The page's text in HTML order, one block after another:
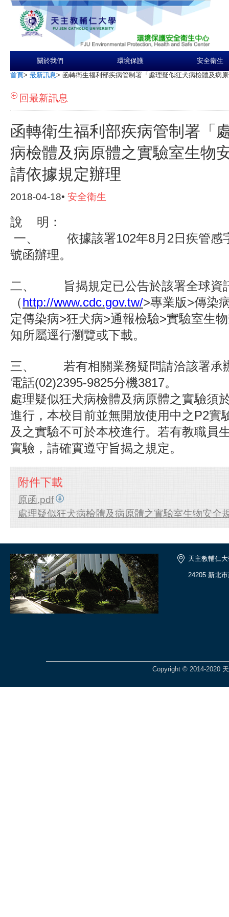
關於我們 環境保護 安全衛生
首頁> 最新訊息> 函轉衛生福利部疾病管制署「處理疑似狂犬病檢體及病
回最新訊息
函轉衛生福利部疾病管制署「
病檢體及病原體之實驗室生物
請依據規定辦理
2018-04-18• 安全衛生
說 明：
一、 依據該署102年8月2日疾管感
號函辦理。
二、 旨揭規定已公告於該署全球資
（http://www.cdc.gov.tw/>專業版>傳染
定傳染病>狂犬病>通報檢驗>實驗室生
知所屬逕行瀏覽或下載。
三、 若有相關業務疑問請洽該署承
電話(02)2395-9825分機3817。
處理疑似狂犬病檢體及病原體之實驗須
進行，本校目前並無開放使用中之P2實
及之實驗不可於本校進行。若有教職員
實驗，請確實遵守旨揭之規定。
附件下載
原函.pdf
處理疑似狂犬病檢體及病原體之實驗室生物安全
天主教輔仁
24205 新北
Copyright © 2014-2020